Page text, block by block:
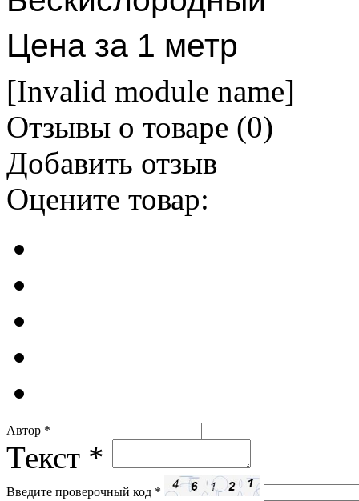
Цена за 1 метр
[Invalid module name]
Отзывы о товаре (0)
Добавить отзыв
Оцените товар:
Автор *
Текст *
Введите проверочный код *